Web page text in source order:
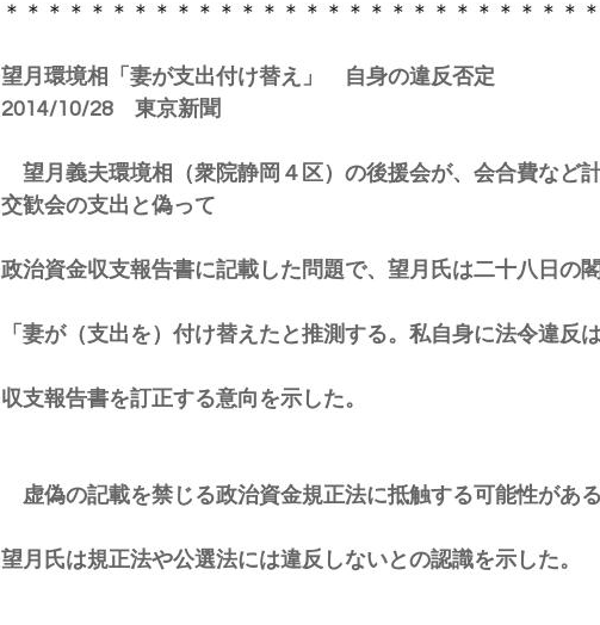
＊＊＊＊＊＊＊＊＊＊＊＊＊＊＊＊＊＊＊＊＊＊＊＊＊＊＊
望月環境相「妻が支出付け替え」　自身の違反否定
2014/10/28　東京新聞
望月義夫環境相（衆院静岡４区）の後援会が、会合費など
交歓会の支出と偽って
政治資金収支報告書に記載した問題で、望月氏は二十八日の
「妻が（支出を）付け替えたと推測する。私自身に法令違反
収支報告書を訂正する意向を示した。
虚偽の記載を禁じる政治資金規正法に抵触する可能性がある
望月氏は規正法や公選法には違反しないとの認識を示した。